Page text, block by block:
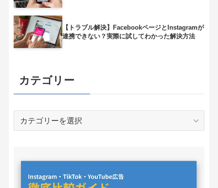
【トラブル解決】FacebookページとInstagramが
連携できない？実際に試してわかった解決方法
カテゴリー
ー